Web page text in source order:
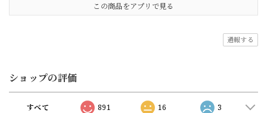
この商品をアプリで見る
通報する
ショップの評価
すべて 891 16 3